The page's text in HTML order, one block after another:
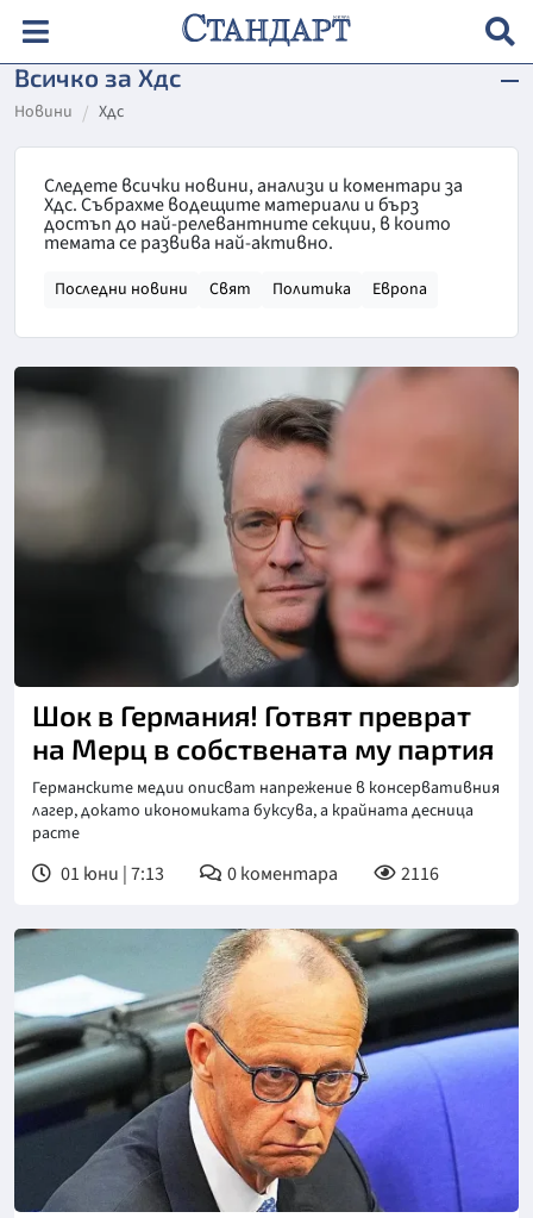
Всичко за Хдс
Новини Хдс
Следете всички новини, анализи и коментари за
Хдс. Събрахме водещите материали и бърз
достъп до най-релевантните секции, в които
темата се развива най-активно.
Последни новини Свят Политика Европа
Шок в Германия! Готвят преврат
на Мерц в собствената му партия
Германските медии описват напрежение в консервативния
лагер, докато икономиката буксува, а крайната десница
расте
01 юни | 7:13 0коментара 2116